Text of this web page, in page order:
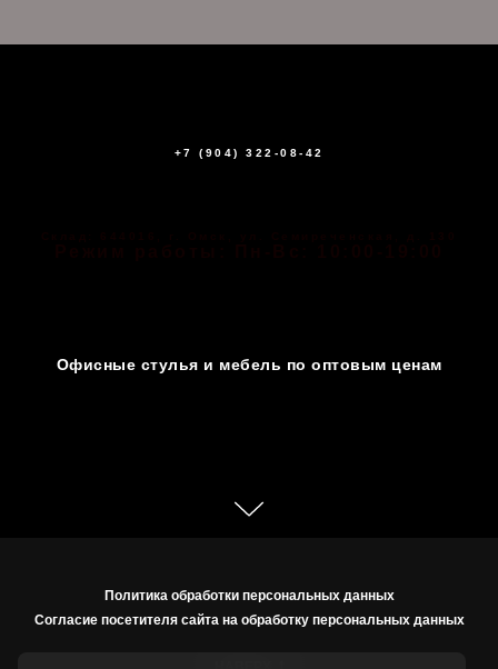
+7 (904) 322-08-42
Офисные стулья и мебель по оптовым ценам
Политика обработки персональных данных
Согласие посетителя сайта на обработку персональных данных